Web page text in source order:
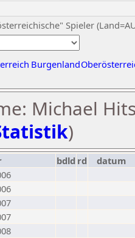
Spieler
Burgenland
Michael
)
bdld rd
datum